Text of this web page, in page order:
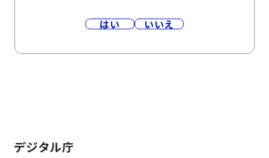
はい いいえ
ホーム